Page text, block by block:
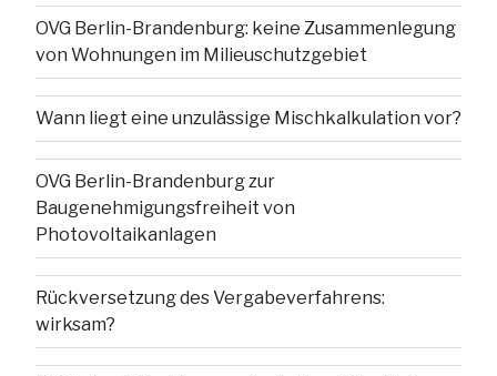
OVG Berlin-Brandenburg: keine Zusammenlegung
von Wohnungen im Milieuschutzgebiet
Wann liegt eine unzulässige Mischkalkulation vor?
OVG Berlin-Brandenburg zur
Baugenehmigungsfreiheit von
Photovoltaikanlagen
Rückversetzung des Vergabeverfahrens:
wirksam?